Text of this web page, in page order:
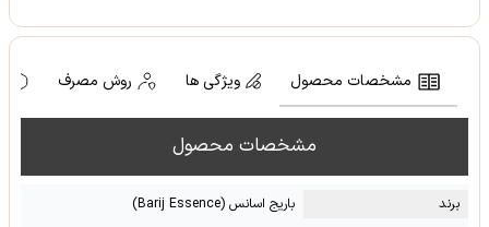
مشخصات محصول ویژگی ها روش مصرف
مشخصات محصول
برند باریج اسانس (Barij Essence)